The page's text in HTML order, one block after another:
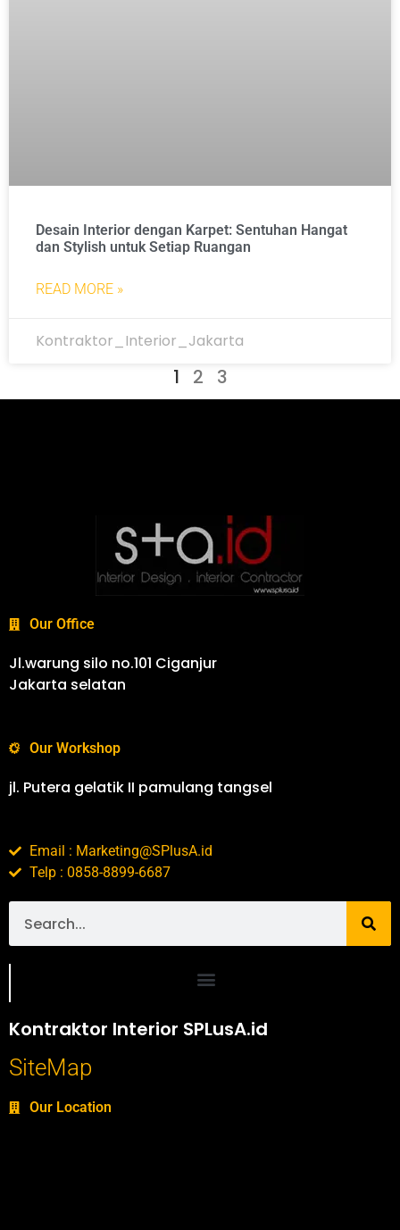
Desain Interior dengan Karpet: Sentuhan Hangat
dan Stylish untuk Setiap Ruangan
READ MORE »
Kontraktor_Interior_Jakarta
1 2 3
Our Office
Jl.warung silo no.101 Ciganjur
Jakarta selatan
Our Workshop
jl. Putera gelatik II pamulang tangsel
Email : Marketing@SPlusA.id
Telp : 0858-8899-6687
Kontraktor Interior SPLusA.id
SiteMap
Our Location